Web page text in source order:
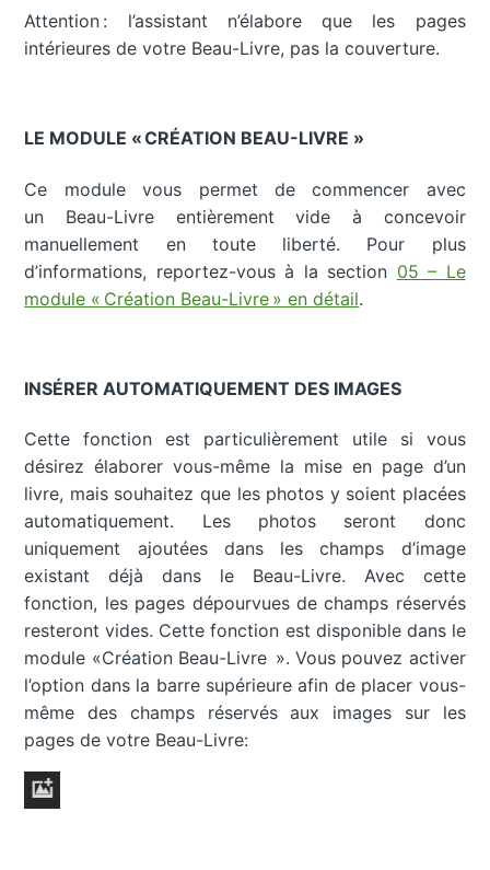
Attention : l’assistant n’élabore que les pages
intérieures de votre Beau-Livre, pas la couverture.
LE MODULE « CRÉATION BEAU-LIVRE »
Ce module vous permet de commencer avec
un Beau-Livre entièrement vide à concevoir
manuellement en toute liberté. Pour plus
d’informations, reportez-vous à la section 05 – Le
module « Création Beau-Livre » en détail.
INSÉRER AUTOMATIQUEMENT DES IMAGES
Cette fonction est particulièrement utile si vous
désirez élaborer vous-même la mise en page d’un
livre, mais souhaitez que les photos y soient placées
automatiquement. Les photos seront donc
uniquement ajoutées dans les champs d’image
existant déjà dans le Beau-Livre. Avec cette
fonction, les pages dépourvues de champs réservés
resteront vides. Cette fonction est disponible dans le
module «Création Beau-Livre ». Vous pouvez activer
l’option dans la barre supérieure afin de placer vous-
même des champs réservés aux images sur les
pages de votre Beau-Livre: